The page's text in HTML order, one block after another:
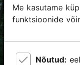
Tornide
Kesklinn
24h
Me kasutame
funktsioonide
Nõutud: